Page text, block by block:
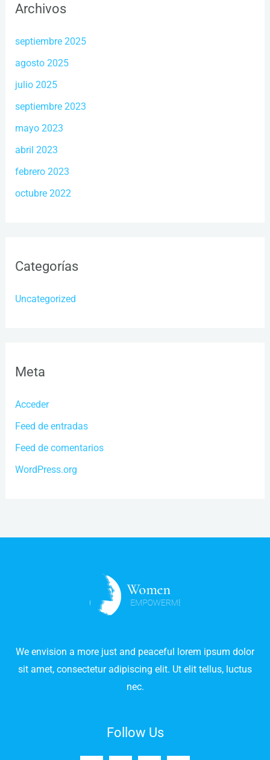
Archivos
septiembre 2025
agosto 2025
julio 2025
septiembre 2023
mayo 2023
abril 2023
febrero 2023
octubre 2022
Categorías
Uncategorized
Meta
Acceder
Feed de entradas
Feed de comentarios
WordPress.org
We envision a more just and peaceful lorem ipsum dolor
sit amet, consectetur adipiscing elit. Ut elit tellus, luctus
nec.
Follow Us